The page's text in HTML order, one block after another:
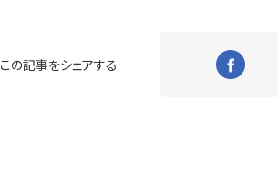
この記事をシェアする